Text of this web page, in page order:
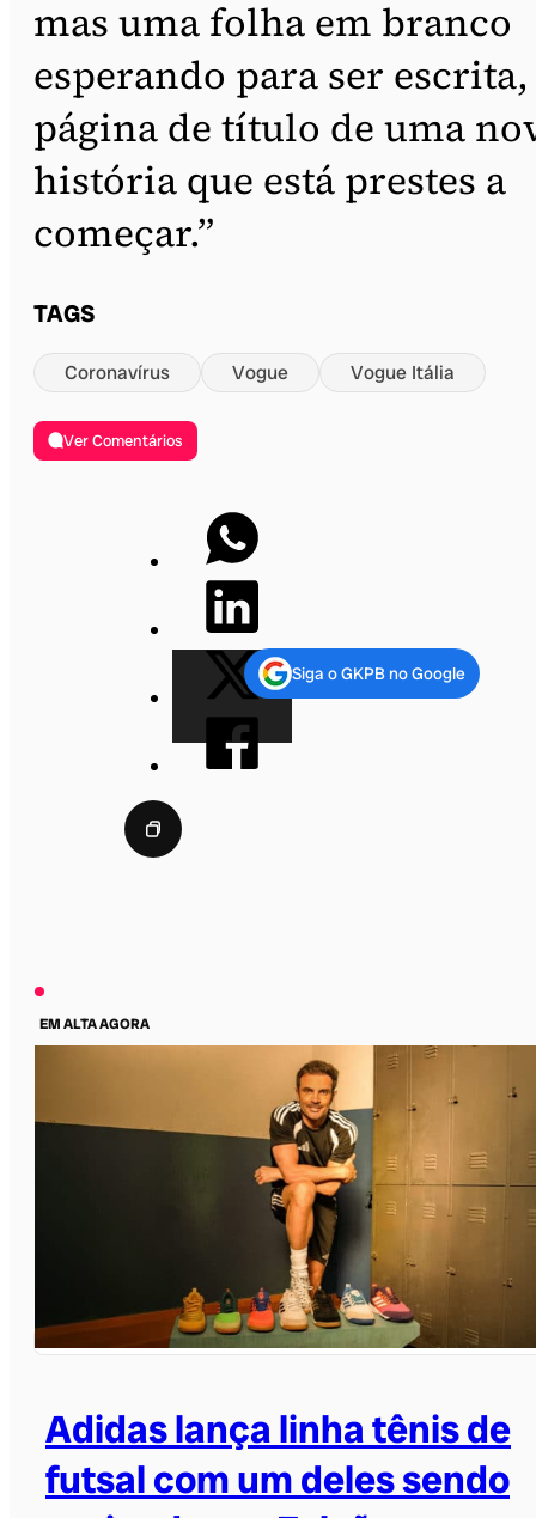
mas uma folha em branco
esperando para ser escrita,
página de título de uma
história que está prestes a
começar.”
TAGS
Coronavírus Vogue Vogue Itália
Ver Comentários
Siga o GKPB no Google
EM ALTA AGORA
Adidas lança linha tênis de
futsal com um deles sendo